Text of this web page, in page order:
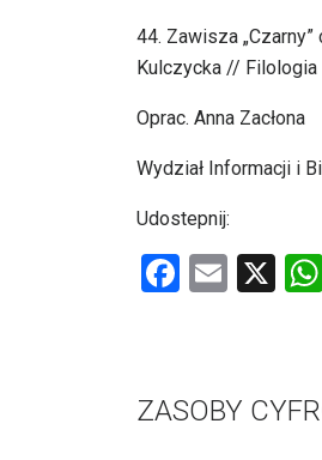
44. Zawisza
Kulczycka // Filologia
Oprac. Anna Zacłona
Wydział Informacji i
Udostepnij:
F
b
o
E
X
ZASOBY